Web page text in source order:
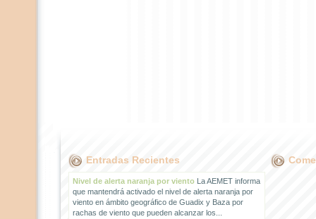
Entradas Recientes
Nivel de alerta naranja por vientoLa AEMET informa
que mantendrá activado el nivel de alerta naranja por
viento en ámbito geográfico de Guadix y Baza por
rachas de viento que pueden alcanzar los...